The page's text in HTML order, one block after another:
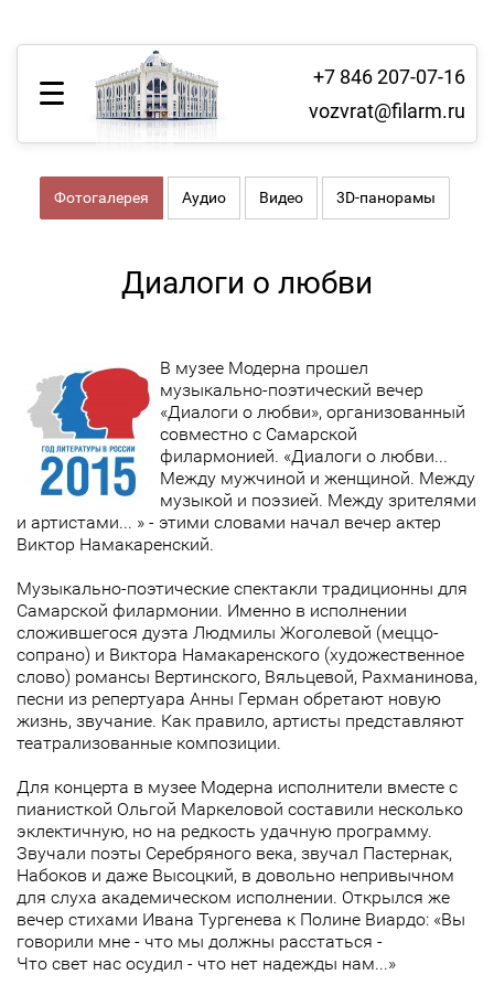
+7 846 207-07-16
vozvrat@filarm.ru
Фотогалерея Аудио Видео 3D-панорамы
Диалоги о любви
В музее Модерна прошел
музыкально-поэтический вечер
«Диалоги о любви», организованный
совместно с Самарской
филармонией. «Диалоги о любви...
Между мужчиной и женщиной. Между
музыкой и поэзией. Между зрителями
и артистами... » - этими словами начал вечер актер
Виктор Намакаренский.
Музыкально-поэтические спектакли традиционны для
Самарской филармонии. Именно в исполнении
сложившегося дуэта Людмилы Жоголевой (меццо-
сопрано) и Виктора Намакаренского (художественное
слово) романсы Вертинского, Вяльцевой, Рахманинова,
песни из репертуара Анны Герман обретают новую
жизнь, звучание. Как правило, артисты представляют
театрализованные композиции.
Для концерта в музее Модерна исполнители вместе с
пианисткой Ольгой Маркеловой составили несколько
эклектичную, но на редкость удачную программу.
Звучали поэты Серебряного века, звучал Пастернак,
Набоков и даже Высоцкий, в довольно непривычном
для слуха академическом исполнении. Открылся же
вечер стихами Ивана Тургенева к Полине Виардо: «Вы
говорили мне - что мы должны расстаться -
Что свет нас осудил - что нет надежды нам...»